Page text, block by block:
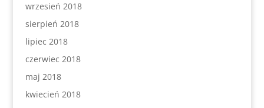
wrzesień 2018
sierpień 2018
lipiec 2018
czerwiec 2018
maj 2018
kwiecień 2018